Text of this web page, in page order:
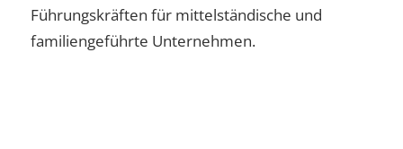
Führungskräften für mittelständische und
familiengeführte Unternehmen.